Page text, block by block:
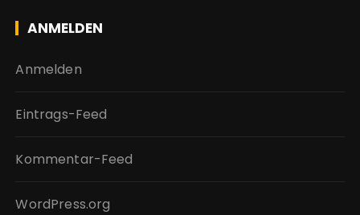
ANMELDEN
Anmelden
Eintrags-Feed
Kommentar-Feed
WordPress.org